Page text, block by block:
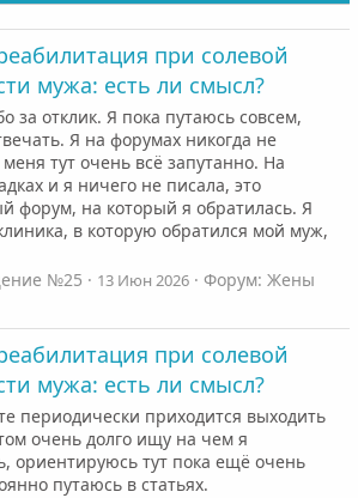
при солевой
мужа: есть ли смысл?
за отклик. Я пока путаюсь совсем,
Я на форумах никогда не
тут очень всё запутанно. На
и я ничего не писала, это
форум, на который я обратилась. Я
в которую обратился мой муж,
№25 13 Июн 2026 Форум: Жены
при солевой
мужа: есть ли смысл?
периодически приходится выходить
очень долго ищу на чем я
ориентируюсь тут пока ещё очень
путаюсь в статьях.